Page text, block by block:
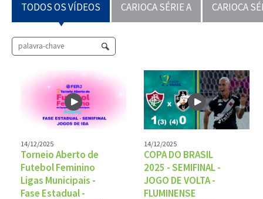
TODOS OS VÍDEOS CARIOCA SÉRIE A CARIOCA
14/12/2025
Torneio Aberto de
Futebol Feminino
Ligas Municipais -
Fase Estadual -
14/12/2025
COPA DO BRASIL
2025 - SEMIFINAL -
JOGO DE VOLTA -
FLUMINENSE